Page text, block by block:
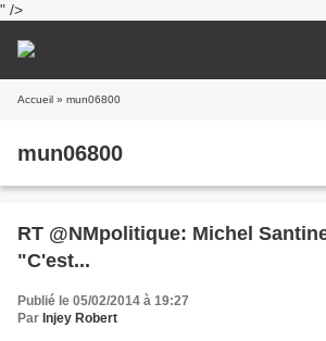
" />
Accueil » mun06800
mun06800
RT @NMpolitique: Michel
"C'est...
Publié le 05/02/2014 à 19:27
Par Injey Robert